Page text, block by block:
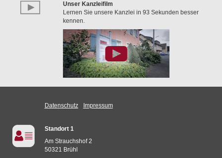
Unser Kanzleifilm
Lernen Sie unsere Kanzlei in 93 Sekunden besser
kennen.
Datenschutz Impressum
Standort 1
Am Strauchshof 2
50321 Brühl